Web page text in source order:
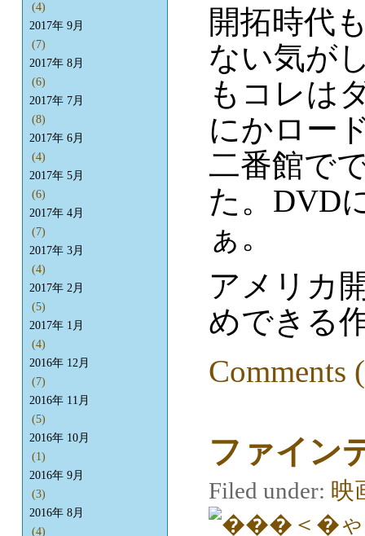
開拓時代
ない気が
もコレは
にかロー
二番館で
た。DVD
ぁ。
アメリカ
めできる
Comments
ファイン
Filed under: 映
(4)
2017年 9月
(7)
2017年 8月
(6)
2017年 7月
(8)
2017年 6月
(4)
2017年 5月
(6)
2017年 4月
(7)
2017年 3月
(4)
2017年 2月
(5)
2017年 1月
(4)
2016年 12月
(7)
2016年 11月
(5)
2016年 10月
(1)
2016年 9月
(3)
2016年 8月
(4)